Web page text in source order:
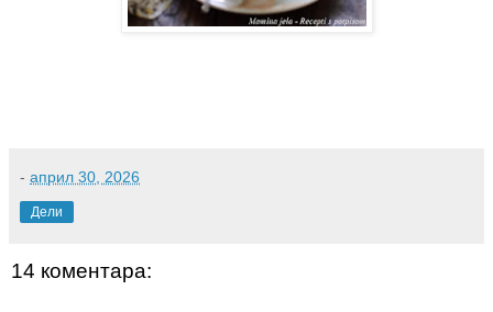
- април 30, 2026
Дели
14 коментара: